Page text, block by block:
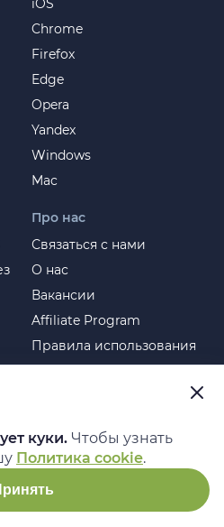
iOS
Chrome
Firefox
Edge
Opera
Yandex
Windows
Mac
Про нас
Связаться с нами
О нас
Вакансии
Affiliate Program
Правила использования
Политика возврата
Поддержка 24/7
куки. Чтобы узнать
Политика cookie.